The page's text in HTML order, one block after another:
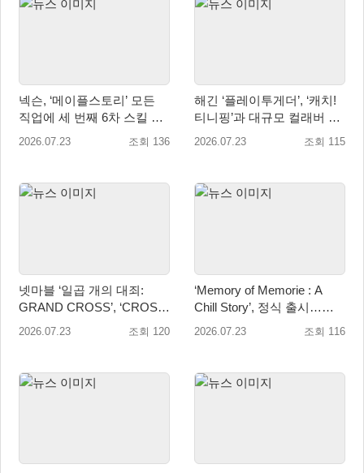
넥슨, ‘메이플스토리’ 모든
직업에 세 번째 6차 스킬 코
어 추가
2026.07.23 조회 136
해긴 ‘플레이투게더’, ‘캐치!
티니핑’과 대규모 컬래버 업
데이트 진행!
2026.07.23 조회 115
넷마블 ‘일곱 개의 대죄:
GRAND CROSS’, ‘CROSS:
IF’ 업데이트 실시
2026.07.23 조회 120
‘Memory of Memorie : A
Chill Story’, 정식 출시…
OST도 동시 발매
2026.07.23 조회 116